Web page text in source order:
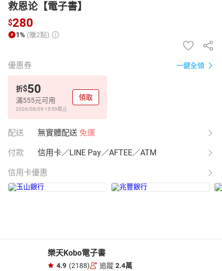
救恩论【電子書】
$280
1% (賺2點)
優惠券 一鍵全領
折$50
滿555元可用
2026/08/09 15:59截止
領取
配送 無實體配送 免運
付款 信用卡／LINE Pay／AFTEE／ATM
信用卡優惠
樂天Kobo電子書
4.9 (2188) 追蹤 2.4萬